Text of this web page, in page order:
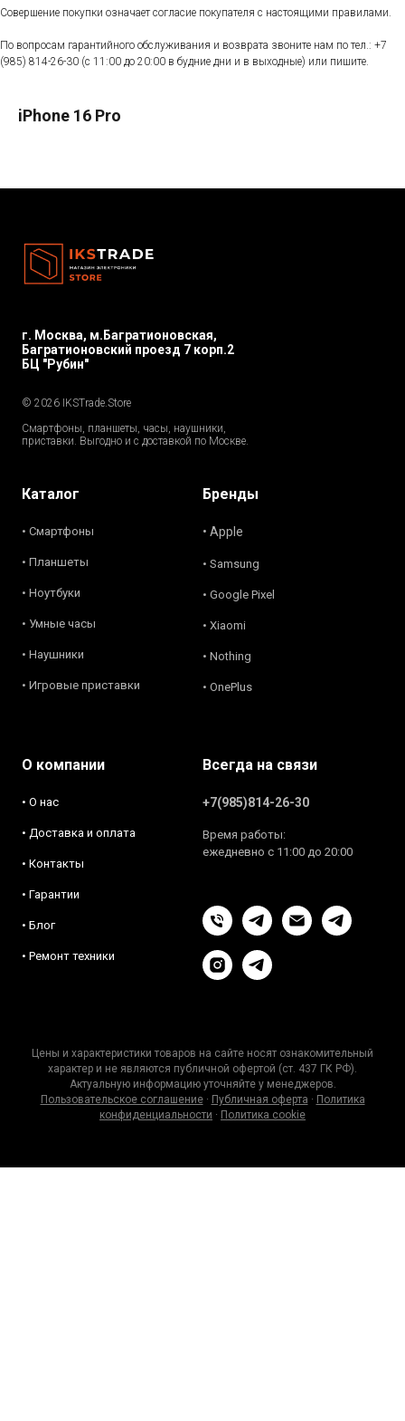
Совершение покупки означает согласие покупателя с настоящими правилами.
По вопросам гарантийного обслуживания и возврата звоните нам по тел.: +7
(985) 814-26-30 (с 11:00 до 20:00 в будние дни и в выходные) или пишите.
iPhone 16 Pro
г. Москва, м.Багратионовская,
Багратионовский проезд 7 корп.2
БЦ "Рубин"
© 2026 IKSTrade.Store
Смартфоны, планшеты, часы, наушники,
приставки. Выгодно и с доставкой по Москве.
Каталог
• Смартфоны
• Планшеты
• Ноутбуки
• Умные часы
• Наушники
• Игровые приставки
Бренды
• Apple
• Samsung
• Google Pixel
• Xiaomi
• Nothing
• OnePlus
О компании
• О нас
• Доставка и оплата
• Контакты
• Гарантии
• Блог
• Ремонт техники
Всегда на связи
+7(985)814-26-30
Время работы:
ежедневно с 11:00 до 20:00
Цены и характеристики товаров на сайте носят ознакомительный
характер и не являются публичной офертой (ст. 437 ГК РФ).
Актуальную информацию уточняйте у менеджеров.
Пользовательское соглашение· Публичная оферта · Политика
конфиденциальности · Политика cookie